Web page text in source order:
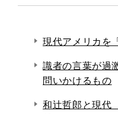
現代アメリカを
識者の言葉が過
問いかけるもの
和辻哲郎と現代